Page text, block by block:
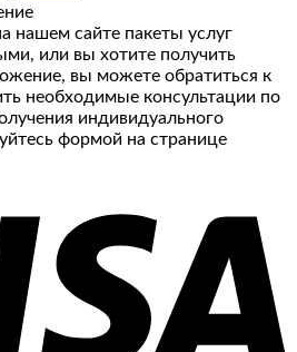
нашем сайте пакеты услуг
или вы хотите получить
вы можете обратиться к
необходимые консультации по
индивидуального
формой на странице